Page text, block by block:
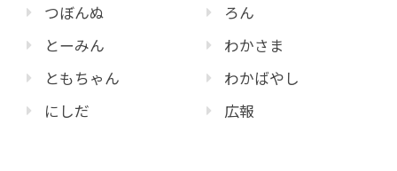
つぼんぬ
とーみん
ともちゃん
にしだ
ろん
わかさま
わかばやし
広報